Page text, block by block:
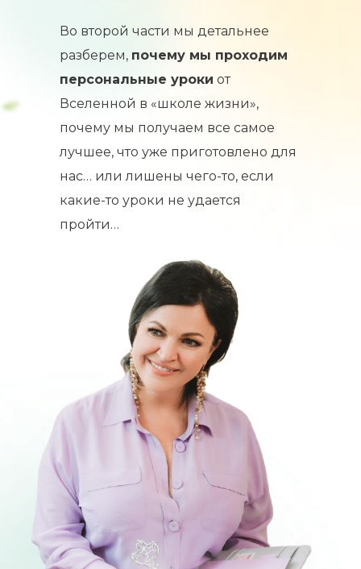
Во второй части мы детальнее
разберем, почему мы проходим
персональные уроки от
Вселенной в «школе жизни»,
почему мы получаем все самое
лучшее, что уже приготовлено для
нас… или лишены чего-то, если
какие-то уроки не удается
пройти…